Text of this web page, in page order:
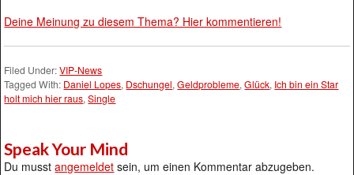
Deine Meinung zu diesem Thema? Hier kommentieren!
Filed Under:VIP-News
Tagged With: Daniel Lopes, Dschungel,Geldprobleme,Glück, Ich bin ein Star
holt mich hier raus,Single
Speak Your Mind
Du musstangemeldet sein, um einen Kommentar abzugeben.